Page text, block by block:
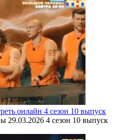
онлайн 4 сезон 10 выпуск
29.03.2026 4 сезон 10 выпуск